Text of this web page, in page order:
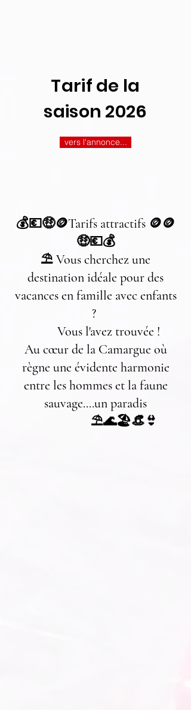
Tarif de la
saison 2026
vers l'annonce...
💰💶🤑🪙Tarifs attractifs 🪙🪙
🤑💶💰
⛱️ Vous cherchez une
destination idéale pour des
vacances en famille avec enfants
?
Vous l'avez trouvée !
Au cœur de la Camargue où
règne une évidente harmonie
entre les hommes et la faune
sauvage....un paradis
⛱️🌊🏖️👒👙